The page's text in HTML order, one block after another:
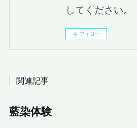
してください。
フォロー
関連記事
藍染体験